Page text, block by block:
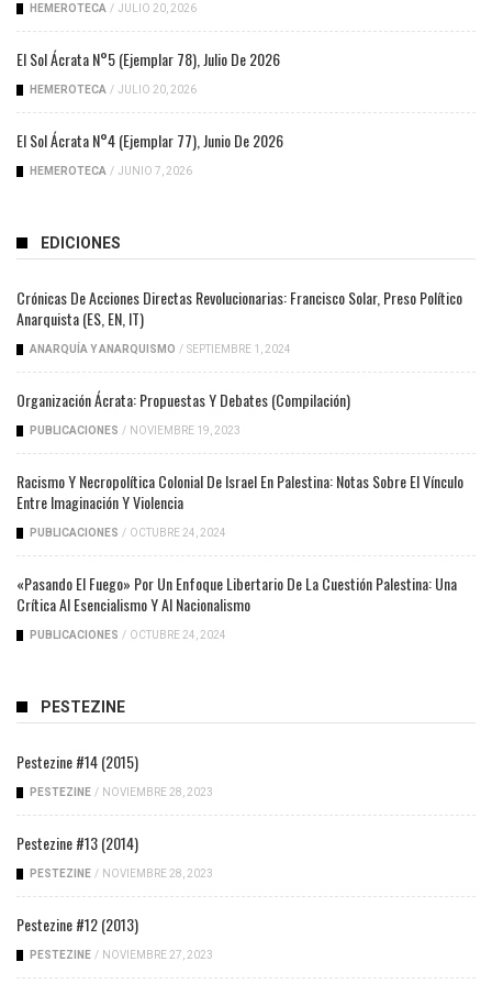
HEMEROTECA / JULIO 20, 2026
El Sol Ácrata N°5 (ejemplar 78), Julio De 2026
HEMEROTECA / JULIO 20, 2026
El Sol Ácrata N°4 (ejemplar 77), Junio De 2026
HEMEROTECA / JUNIO 7, 2026
EDICIONES
Crónicas De Acciones Directas Revolucionarias: Francisco Solar, Preso Político
Anarquista (ES, EN, IT)
ANARQUÍA Y ANARQUISMO / SEPTIEMBRE 1, 2024
Organización Ácrata: Propuestas Y Debates (compilación)
PUBLICACIONES / NOVIEMBRE 19, 2023
Racismo Y Necropolítica Colonial De Israel En Palestina: Notas Sobre El Vínculo
Entre Imaginación Y Violencia
PUBLICACIONES / OCTUBRE 24, 2024
«Pasando El Fuego» Por Un Enfoque Libertario De La Cuestión Palestina: Una
Crítica Al Esencialismo Y Al Nacionalismo
PUBLICACIONES / OCTUBRE 24, 2024
PESTEZINE
Pestezine #14 (2015)
PESTEZINE / NOVIEMBRE 28, 2023
Pestezine #13 (2014)
PESTEZINE / NOVIEMBRE 28, 2023
Pestezine #12 (2013)
PESTEZINE / NOVIEMBRE 27, 2023